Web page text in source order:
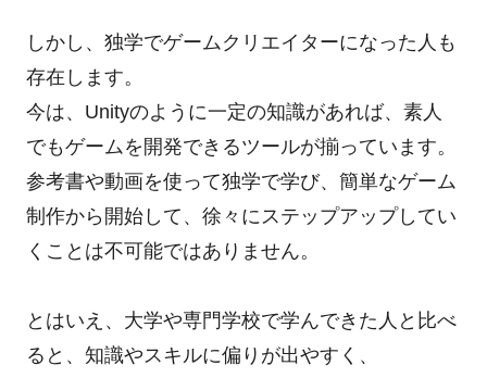
しかし、独学でゲームクリエイターになった人も
存在します。
今は、Unityのように一定の知識があれば、素人
でもゲームを開発できるツールが揃っています。
参考書や動画を使って独学で学び、簡単なゲーム
制作から開始して、徐々にステップアップしてい
くことは不可能ではありません。
とはいえ、大学や専門学校で学んできた人と比べ
ると、知識やスキルに偏りが出やすく、